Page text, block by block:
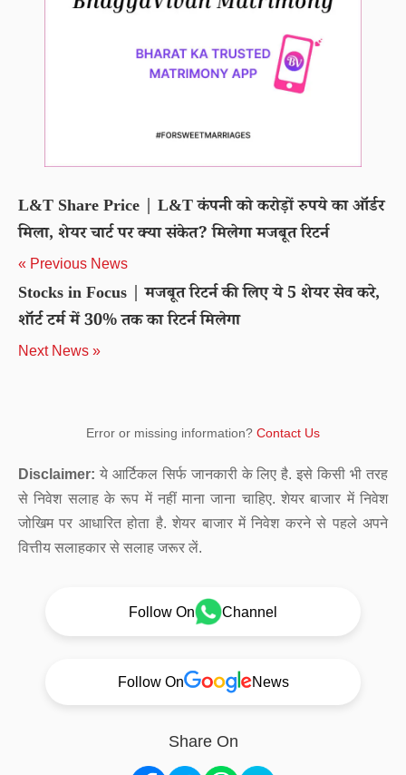
L&T Share Price | L&T कंपनी को करोड़ों रुपये का ऑर्डर
मिला, शेयर चार्ट पर क्या संकेत? मिलेगा मजबूत रिटर्न
« Previous News
Stocks in Focus | मजबूत रिटर्न की लिए ये 5 शेयर सेव करे,
शॉर्ट टर्म में 30% तक का रिटर्न मिलेगा
Next News »
Error or missing information? Contact Us
Disclaimer: ये आर्टिकल सिर्फ जानकारी के लिए है. इसे किसी भी तरह
से निवेश सलाह के रूप में नहीं माना जाना चाहिए. शेयर बाजार में निवेश
जोखिम पर आधारित होता है. शेयर बाजार में निवेश करने से पहले अपने
वित्तीय सलाहकार से सलाह जरूर लें.
Follow On Channel
Follow On News
Share On